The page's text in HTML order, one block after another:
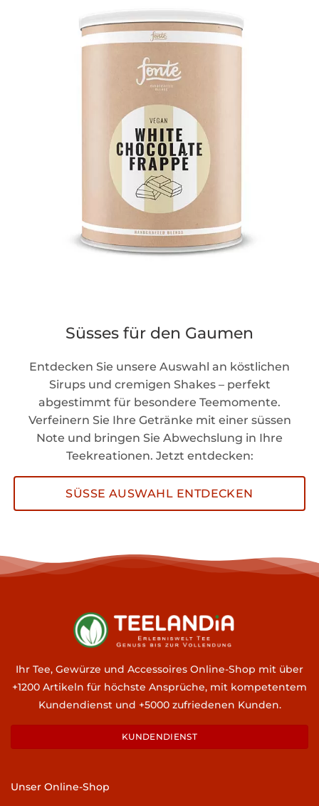
Süsses für den Gaumen
Entdecken Sie unsere Auswahl an köstlichen
Sirups und cremigen Shakes – perfekt
abgestimmt für besondere Teemomente.
Verfeinern Sie Ihre Getränke mit einer süssen
Note und bringen Sie Abwechslung in Ihre
Teekreationen. Jetzt entdecken:
SÜSSE AUSWAHL ENTDECKEN
Ihr Tee, Gewürze und Accessoires Online-Shop mit über
+1200 Artikeln für höchste Ansprüche, mit kompetentem
Kundendienst und +5000 zufriedenen Kunden.
KUNDENDIENST
Unser Online-Shop